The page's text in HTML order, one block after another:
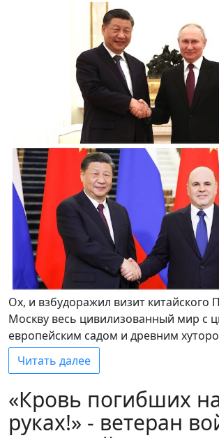
Ох, и взбудоражил визит китайского
Москву весь цивилизованный мир с
европейским садом и древним
Читать далее
«Кровь погибших
руках!» - ветеран